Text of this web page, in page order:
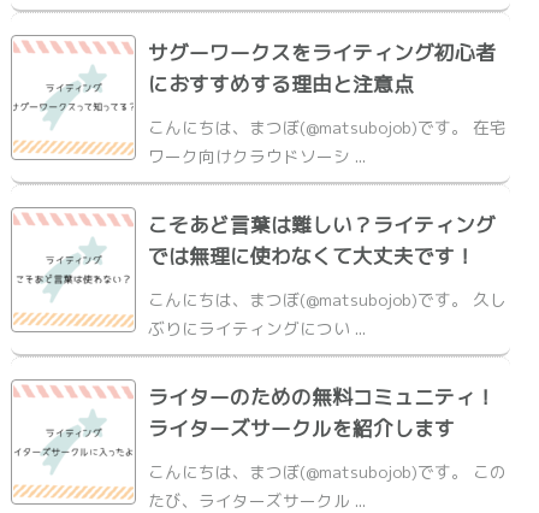
サグーワークスをライティング初心者
におすすめする理由と注意点
こんにちは、まつぼ(@matsubojob)です。 在宅
ワーク向けクラウドソーシ ...
こそあど言葉は難しい？ライティング
では無理に使わなくて大丈夫です！
こんにちは、まつぼ(@matsubojob)です。 久し
ぶりにライティングについ ...
ライターのための無料コミュニティ！
ライターズサークルを紹介します
こんにちは、まつぼ(@matsubojob)です。 この
たび、ライターズサークル ...